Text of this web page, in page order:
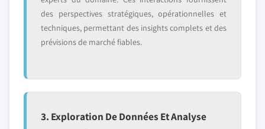
des perspectives stratégiques, opérationnelles et
techniques, permettant des insights complets et des
prévisions de marché fiables.
3. Exploration De Données Et Analyse